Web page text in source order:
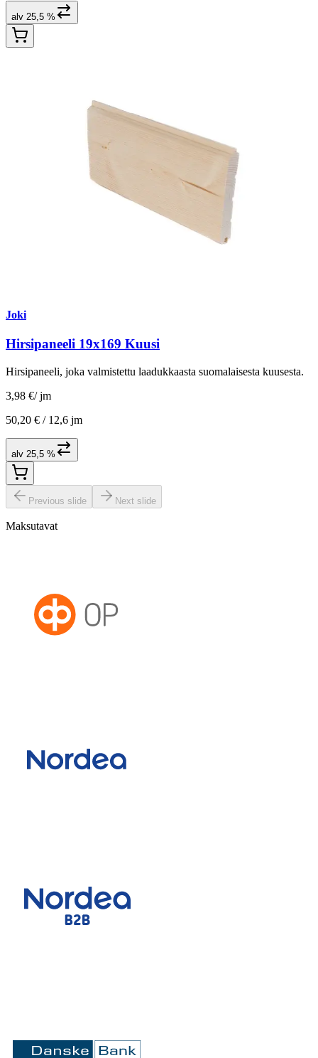
alv 25,5 %
Joki
Hirsipaneeli 19x169 Kuusi
Hirsipaneeli, joka valmistettu laadukkaasta suomalaisesta kuusesta.
3,98 €/ jm
50,20 € / 12,6 jm
alv 25,5 %
Previous slide Next slide
Maksutavat